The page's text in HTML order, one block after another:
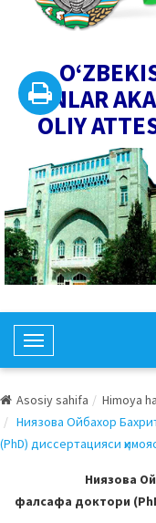
FANLAR
OLIY
T
o
g
l
e
a
Asosiy sahifa
Himoya
Ниязова Ойбахор
(PhD) диссертацияси
Ниязова
фалсафа доктори